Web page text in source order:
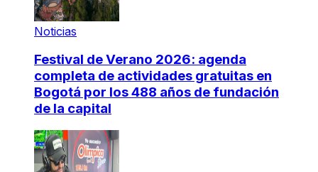
Noticias
Festival de Verano 2026: agenda
completa de actividades gratuitas en
Bogotá por los 488 años de fundación
de la capital